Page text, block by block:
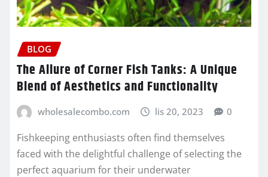
BLOG
The Allure of Corner Fish Tanks: A Unique
Blend of Aesthetics and Functionality
wholesalecombo.com lis 20, 2023 0
Fishkeeping enthusiasts often find themselves
faced with the delightful challenge of selecting the
perfect aquarium for their underwater